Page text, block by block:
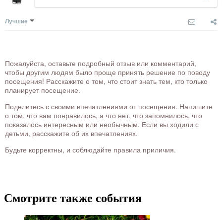
Лучшие
Пожалуйста, оставьте подробный отзыв или комментарий,
чтобы другим людям было проще принять решение по поводу
посещения! Расскажите о том, что стоит знать тем, кто только
планирует посещение.
Поделитесь с своими впечатлениями от посещения. Напишите
о том, что вам понравилось, а что нет, что запомнилось, что
показалось интересным или необычным. Если вы ходили с
детьми, расскажите об их впечатлениях.
Будьте корректны, и соблюдайте правила приличия.
Смотрите также события